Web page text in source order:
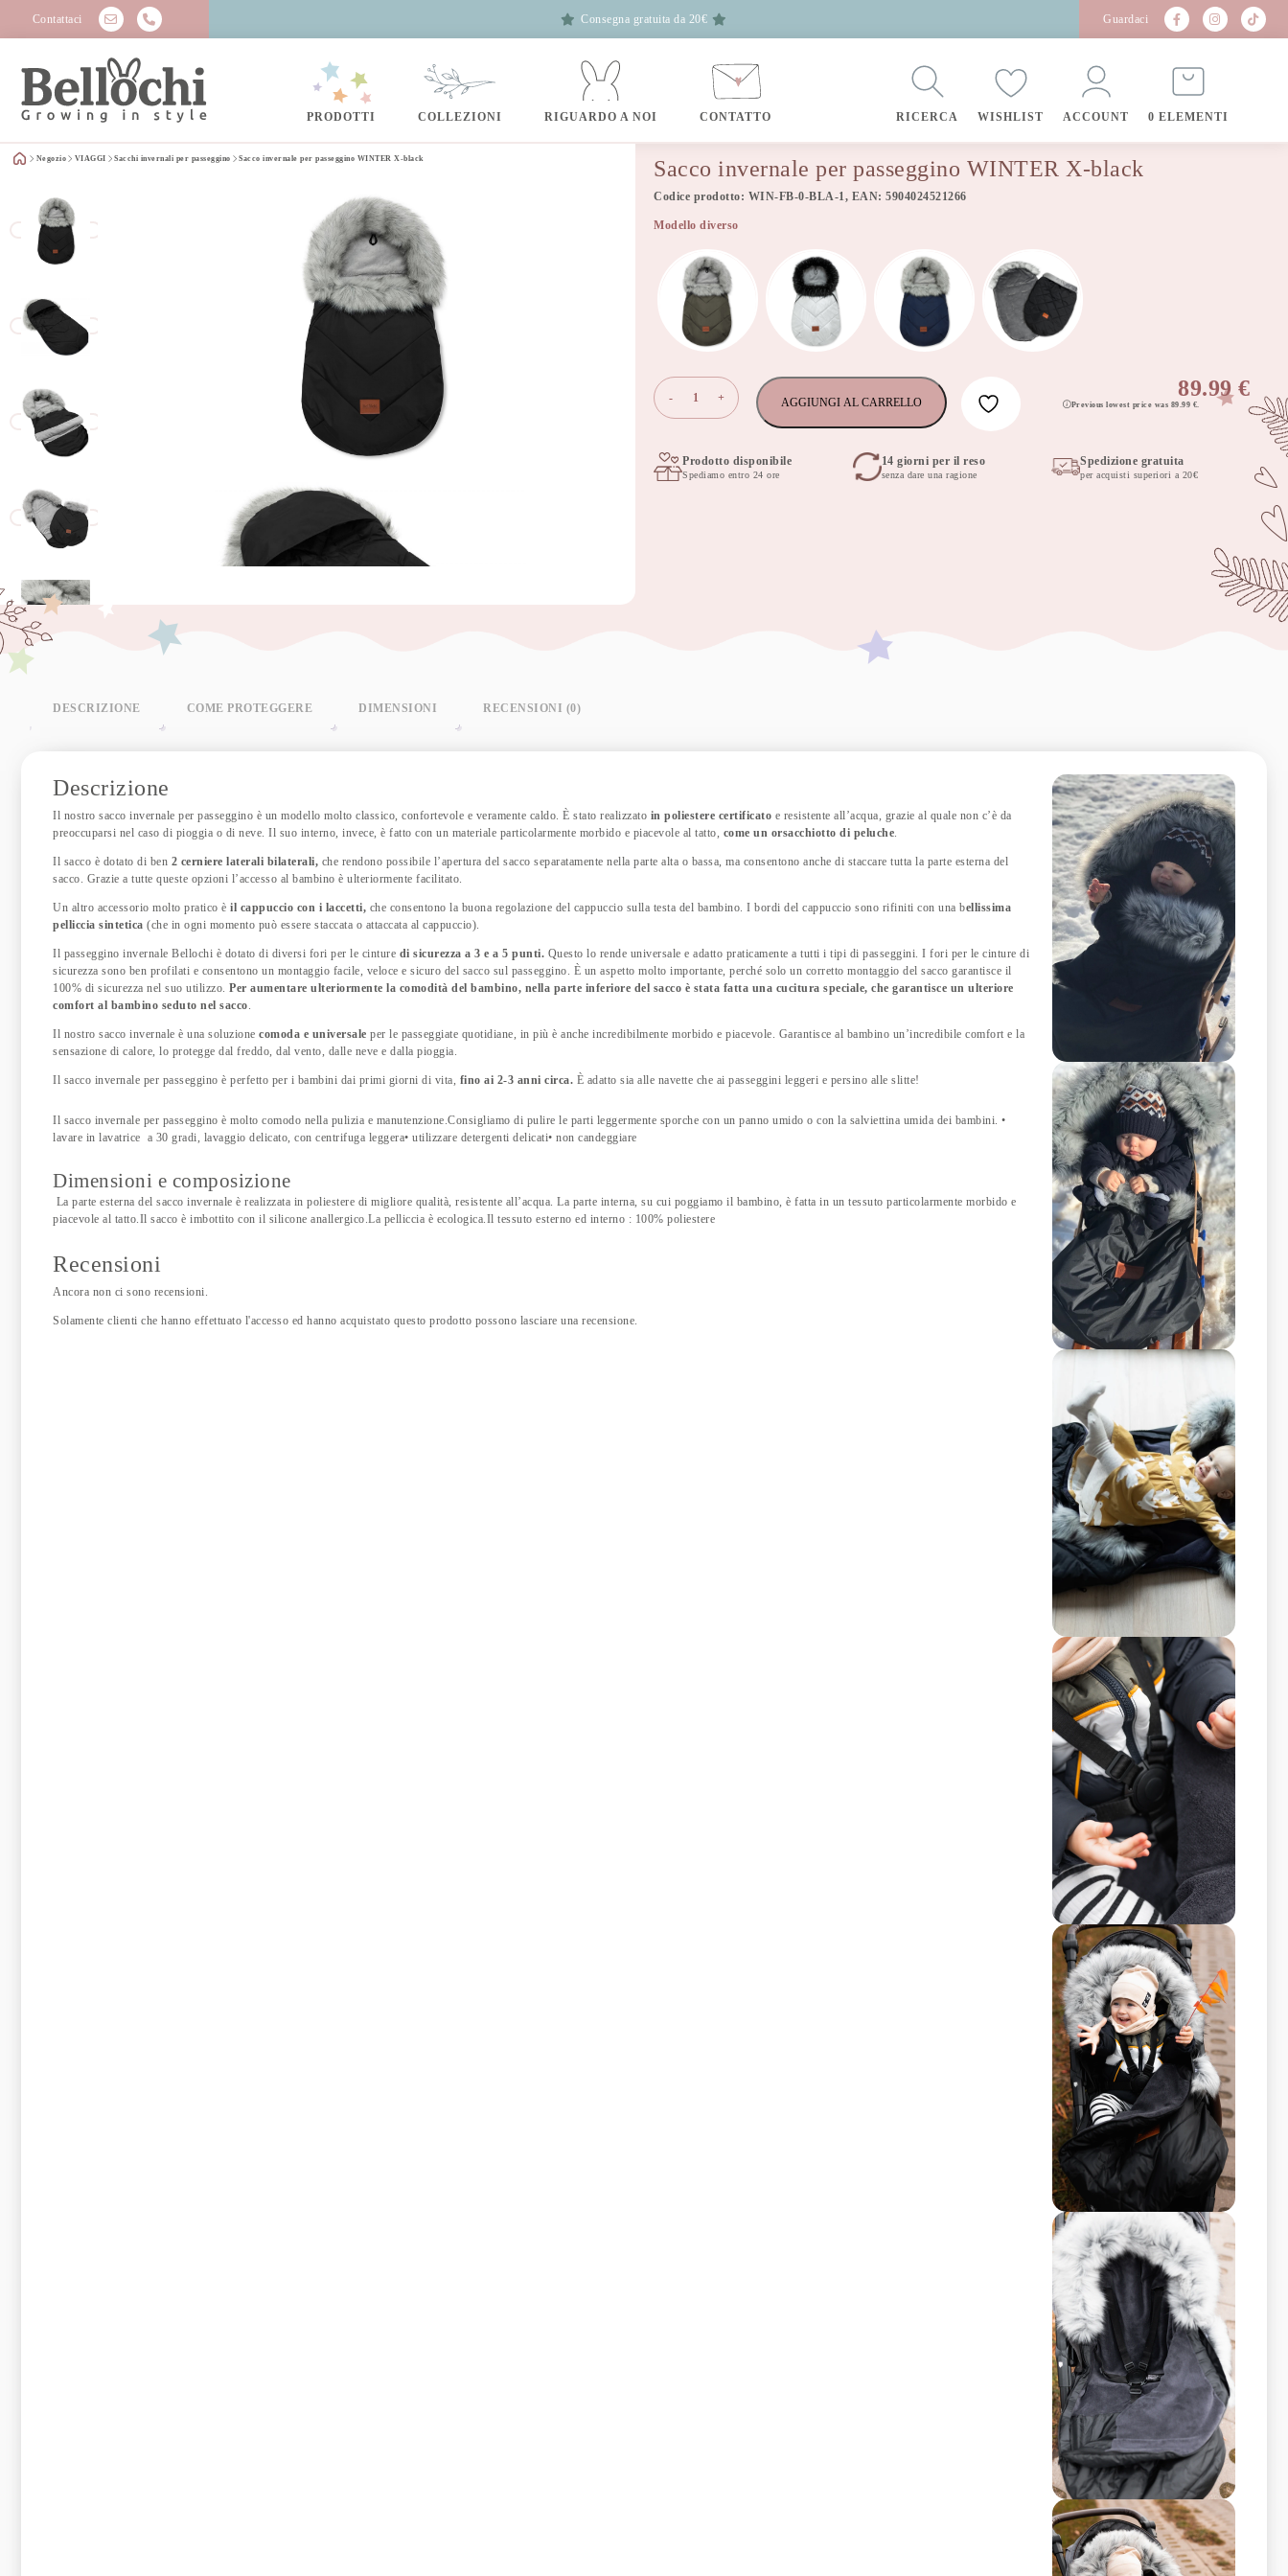
Contattaci Consegna gratuita da 20€ Guardaci
PRODOTTI COLLEZIONI RIGUARDO A NOI CONTATTO RICERCA WISHLIST ACCOUNT 0 ELEMENTI
Negozio VIAGGI Sacchi invernali per passeggino Sacco invernale per passeggino WINTER X-black Sacco invernale per passeggino WINTER X-black
Codice prodotto: WIN-FB-0-BLA-1, EAN: 5904024521266
Modello diverso
-
Sacco
WINTER
X-
+ AGGIUNGI AL CARRELLO
89.99€
Previous lowest price was 89.99 €.
Prodotto disponibile
Spediamo entro 24 ore
14 giorni per il reso
senza dare una ragione
Spedizione gratuita
per acquisti superiori a 20€
DESCRIZIONE COME PROTEGGERE DIMENSIONI RECENSIONI (0)
Descrizione
Il nostro sacco invernale per passeggino è un modello molto classico, confortevole e veramente caldo. È stato realizzato in poliestere certificato e resistente all’acqua, grazie al quale non c’è da
preoccuparsi nel caso di pioggia o di neve. Il suo interno, invece, è fatto con un materiale particolarmente morbido e piacevole al tatto, come un orsacchiotto di peluche.
Il sacco è dotato di ben 2 cerniere laterali bilaterali, che rendono possibile l’apertura del sacco separatamente nella parte alta o bassa, ma consentono anche di staccare tutta la parte esterna del
sacco. Grazie a tutte queste opzioni l’accesso al bambino è ulteriormente facilitato.
Un altro accessorio molto pratico èil cappuccio con i laccetti, che consentono la buona regolazione del cappuccio sulla testa del bambino. I bordi del cappuccio sono rifiniti con una bellissima
pelliccia sintetica(che in ogni momento può essere staccata o attaccata al cappuccio).
Il passeggino invernale Bellochi è dotato di diversi fori per le cinture di sicurezza a 3 e a 5 punti. Questo lo rende universale e adatto praticamente a tutti i tipi di passeggini. I fori per le cinture di
sicurezza sono ben profilati e consentono un montaggio facile, veloce e sicuro del sacco sul passeggino. È un aspetto molto importante, perché solo un corretto montaggio del sacco garantisce il
100% di sicurezza nel suo utilizzo.Per aumentare ulteriormente la comodità del bambino, nella parte inferiore del sacco è stata fatta una cucitura speciale, che garantisce un ulteriore
comfort al bambino seduto nel sacco.
Il nostro sacco invernale è una soluzionecomoda e universale per le passeggiate quotidiane, in più è anche incredibilmente morbido e piacevole. Garantisce al bambino un’incredibile comfort e la
sensazione di calore, lo protegge dal freddo, dal vento, dalle neve e dalla pioggia.
Il sacco invernale per passeggino è perfetto per i bambini dai primi giorni di vita, fino ai 2-3 anni circa. È adatto sia alle navette che ai passeggini leggeri e persino alle slitte!
Il sacco invernale per passeggino è molto comodo nella pulizia e manutenzione.Consigliamo di pulire le parti leggermente sporche con un panno umido o con la salviettina umida dei bambini. •
lavare in lavatrice a 30 gradi, lavaggio delicato, con centrifuga leggera• utilizzare detergenti delicati• non candeggiare
Dimensioni e composizione
La parte esterna del sacco invernale è realizzata in poliestere di migliore qualità, resistente all’acqua. La parte interna, su cui poggiamo il bambino, è fatta in un tessuto particolarmente morbido e
piacevole al tatto.Il sacco è imbottito con il silicone anallergico.La pelliccia è ecologica.Il tessuto esterno ed interno : 100% poliestere
Recensioni
Ancora non ci sono recensioni.
Solamente clienti che hanno effettuato l'accesso ed hanno acquistato questo prodotto possono lasciare una recensione.